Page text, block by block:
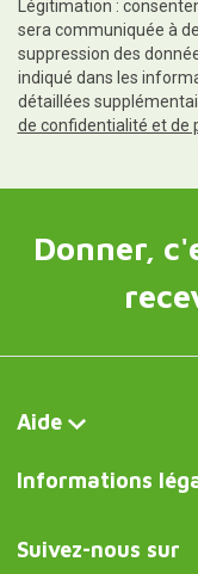
Légitimation :
sera communiquée à
suppression des
indiqué dans les
détaillées
de confidentialité et de
Donner,
Aide
Informations
Suivez-nous sur